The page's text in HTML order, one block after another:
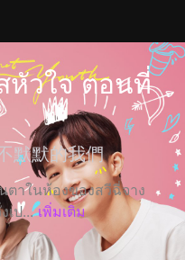
หัวใจ ตอนที่
默默的我們
ตาในห้องของสวีฉี่จาง
เป... เพิ่มเติม